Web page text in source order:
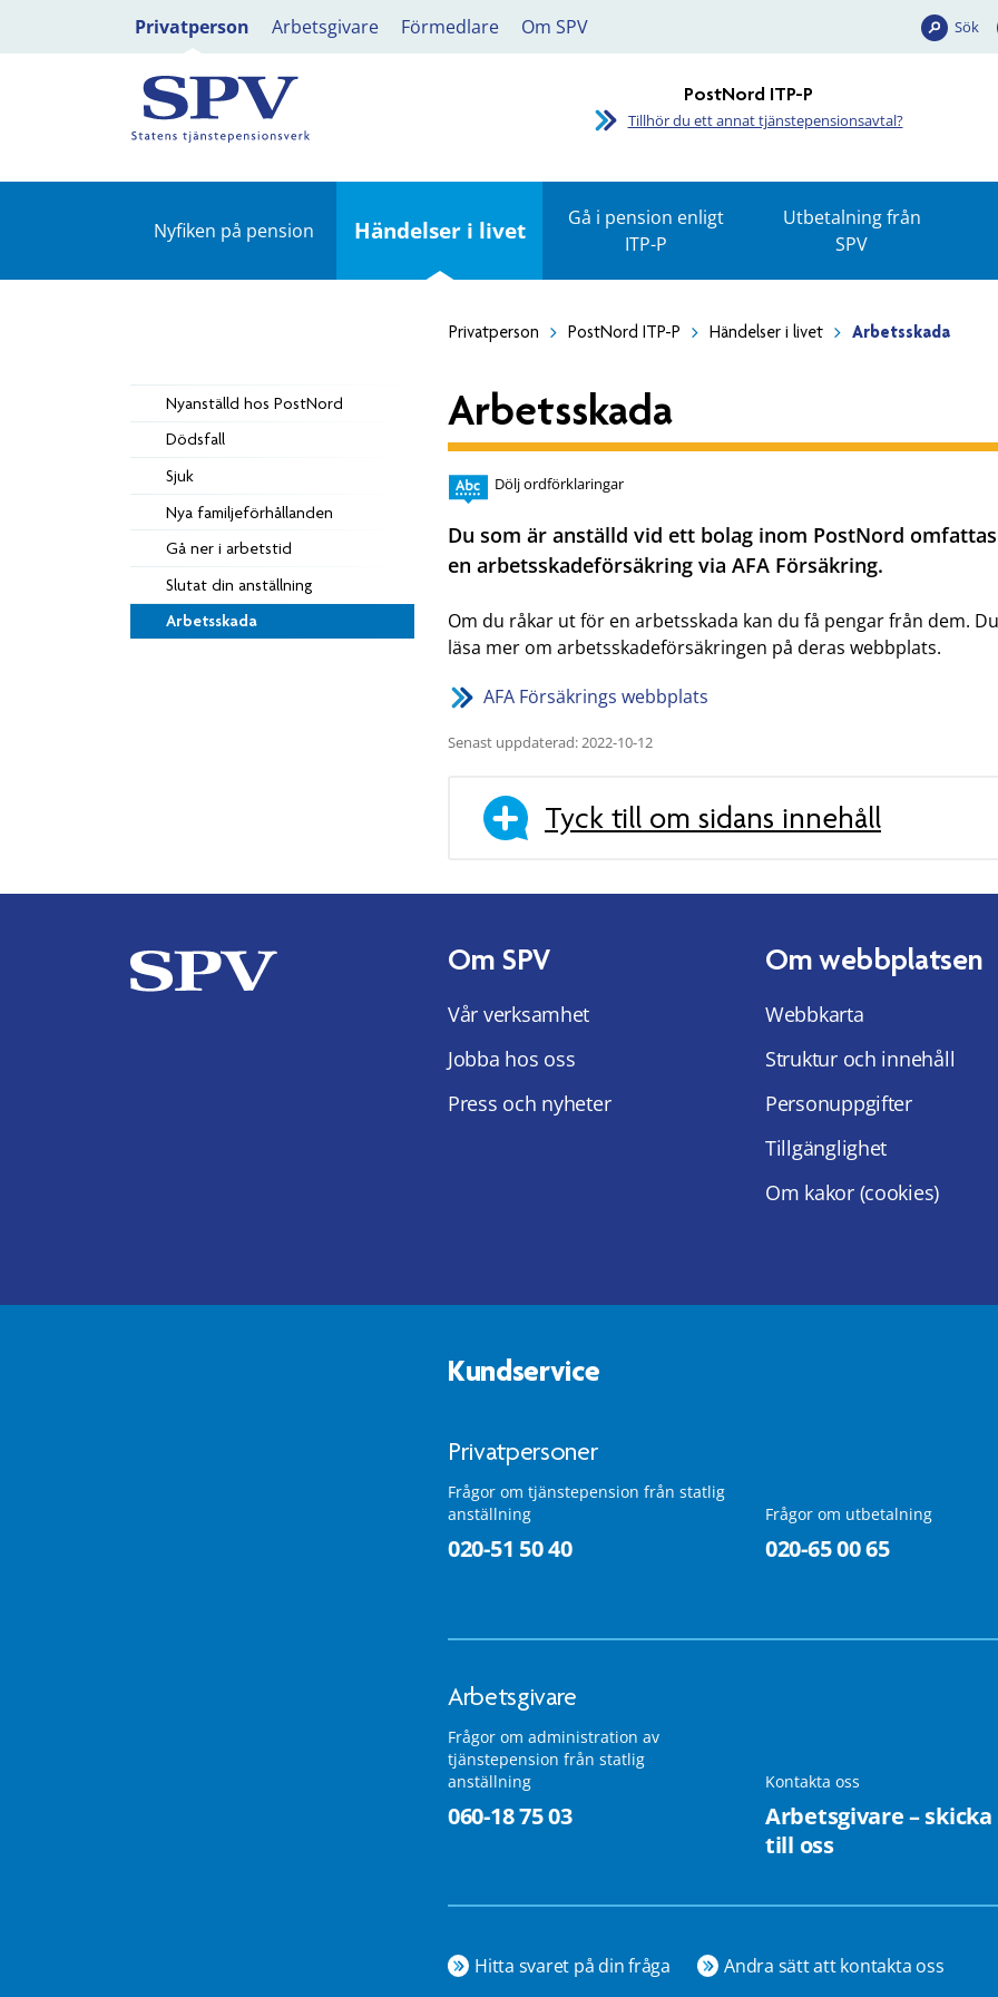
Privatperson Arbetsgivare Förmedlare Om SPV Sök
PostNord ITP-P
Tillhör du ett annat tjänstepensionsavtal?
Nyfiken på pension Händelser i livet
Gå i pension enligt
ITP-P
Utbetalning från
SPV
Privatperson PostNord ITP-P Händelser i livet Arbetsskada
Nyanställd hos PostNord
Dödsfall
Sjuk
Nya familjeförhållanden
Gå ner i arbetstid
Slutat din anställning
Arbetsskada
Arbetsskada
Dölj ordförklaringar
Du som är anställd vid ett bolag inom PostNord
en arbetsskadeförsäkring via AFA Försäkring.
Om du råkar ut för en arbetsskada kan du få pengar från dem.
läsa mer om arbetsskadeförsäkringen på deras webbplats.
AFA Försäkrings webbplats
Senast uppdaterad: 2022-10-12
Tyck till om sidans innehåll
Om SPV
Vår verksamhet
Jobba hos oss
Press och nyheter
Om webbplatsen
Webbkarta
Struktur och innehåll
Personuppgifter
Tillgänglighet
Om kakor (cookies)
Kundservice
Privatpersoner
Frågor om tjänstepension från statlig
anställning
020-51 50 40
Frågor om utbetalning
020-65 00 65
Arbetsgivare
Frågor om administration av
tjänstepension från statlig
anställning
060-18 75 03
Kontakta oss
Arbetsgivare –
till oss
Hitta svaret på din fråga Andra sätt att kontakta oss